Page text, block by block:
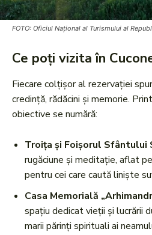
FOTO: Oficiul Național al Turismului al
Ce poți vizita în
Fiecare colțișor al rezervației
credință, rădăcini și memorie.
obiective se numără:
Troița și Foișorul Sfântului
rugăciune și meditație, aflat
pentru cei care caută liniște
Casa Memorială
spațiu dedicat vieții și lucrării
marii părinți spirituali ai